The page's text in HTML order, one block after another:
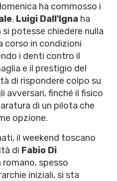
ha commosso i
. Luigi Dall'Igna ha
potesse chiedere nulla
corso in condizioni
i denti contro il
e il prestigio del
di rispondere colpo su
avversari, finché il fisico
di un pilota che
opzione.
il weekend toscano
di Fabio Di
romano, spesso
iniziali, si sta